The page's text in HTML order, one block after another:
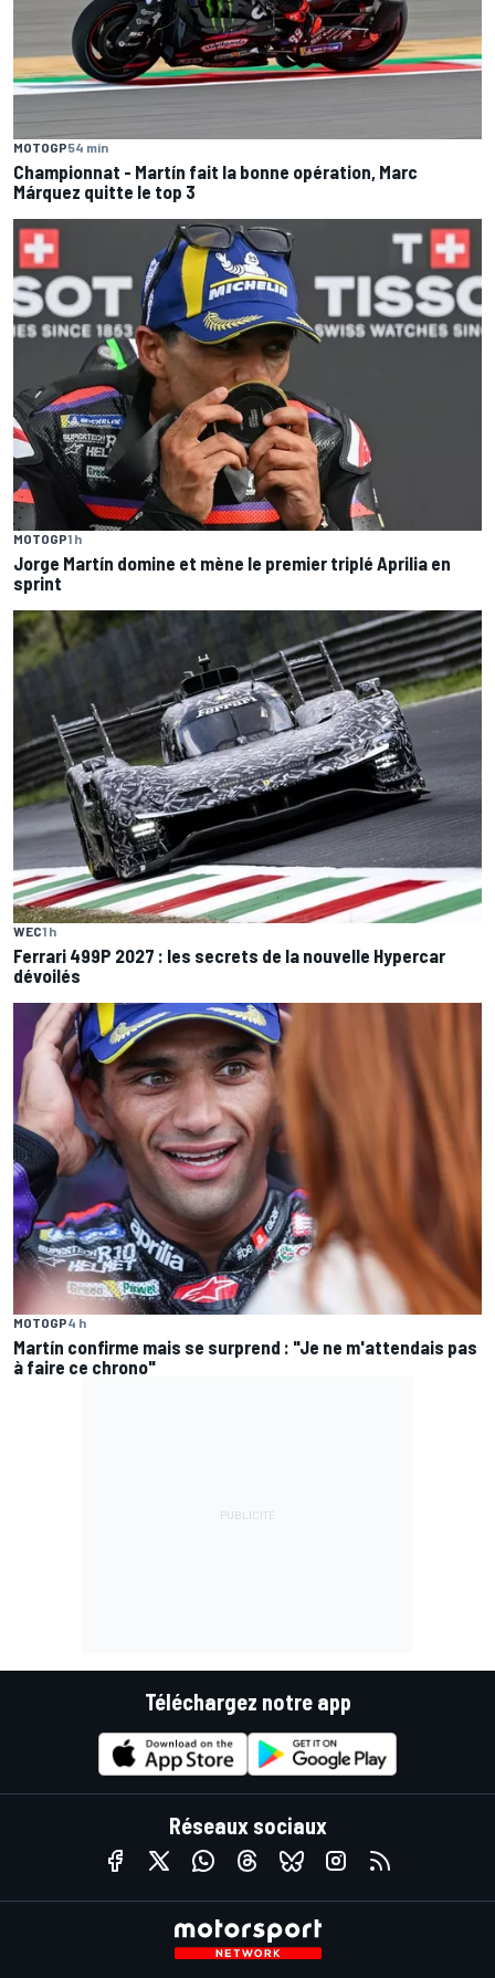
MOTOGP54 min
Championnat - Martín fait la bonne opération, Marc
Márquez quitte le top 3
MOTOGP1 h
Jorge Martín domine et mène le premier triplé Aprilia en
sprint
WEC1 h
Ferrari 499P 2027 : les secrets de la nouvelle Hypercar
dévoilés
MOTOGP4 h
Martín confirme mais se surprend : "Je ne m'attendais pas
à faire ce chrono"
Téléchargez notre app
Réseaux sociaux